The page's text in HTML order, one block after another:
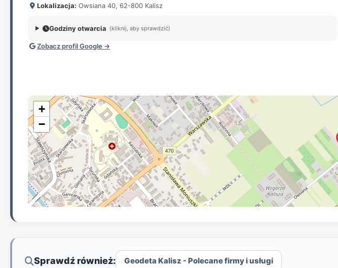
Lokalizacja: Owsiana 40, 62-800 Kalisz
Godziny otwarcia (kliknij, aby sprawdzić)
Zobacz profil Google →
+
−
Sprawdź również: Geodeta Kalisz - Polecane firmy i usługi